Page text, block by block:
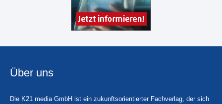
Über uns
Die K21 media GmbH ist ein zukunftsorientierter Fachverlag, der sich